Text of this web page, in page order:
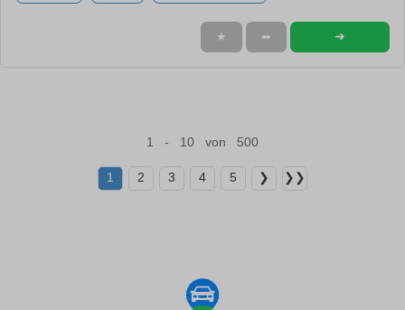
★ ➦ ➜
1 - 10 von 500
1 2 3 4 5 ❯ ❯❯